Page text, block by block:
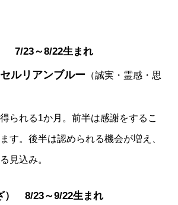
7/23～8/22生まれ
セルリアンブルー （誠実・霊感・思
られる1か月。前半は感謝をするこ
す。後半は認められる機会が増え、
見込み。
） 8/23～9/22生まれ